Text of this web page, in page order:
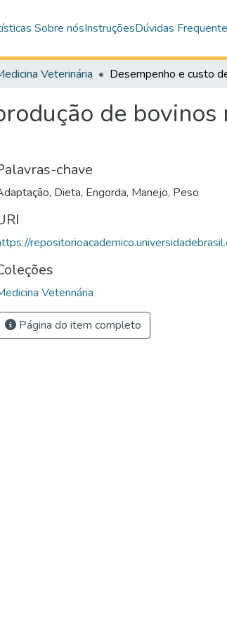
Sobre nósInstruçõesDúvidas
Veterinária
de bovinos
chave
, Dieta, Engorda, Manejo, Peso
Veterinária
Página do item completo